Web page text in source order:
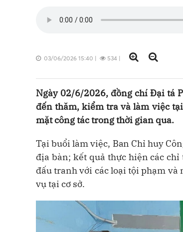
03/06/2026 15:40 | 534 |
Ngày 02/6/2026, đồng chí Đại tá
đến thăm, kiểm tra và làm việc
mặt công tác trong thời gian qua.
Tại buổi làm việc, Ban Chỉ huy
địa bàn; kết quả thực hiện các
đấu tranh với các loại tội phạm
vụ tại cơ sở.